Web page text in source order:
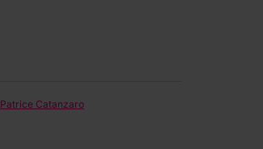
Patrice Catanzaro